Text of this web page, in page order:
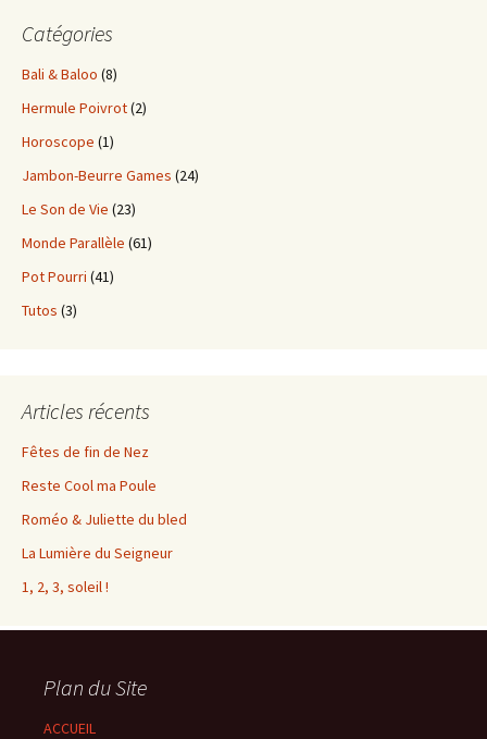
Catégories
Bali & Baloo (8)
Hermule Poivrot(2)
Horoscope (1)
Jambon-Beurre Games (24)
Le Son de Vie (23)
Monde Parallèle (61)
Pot Pourri (41)
Tutos (3)
Articles récents
Fêtes de fin de Nez
Reste Cool ma Poule
Roméo & Juliette du bled
La Lumière du Seigneur
1, 2, 3, soleil !
Plan du Site
ACCUEIL